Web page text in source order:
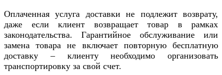
Оплаченная услуга доставки не подлежит возврату,
даже если клиент возвращает товар в рамках
законодательства. Гарантийное обслуживание или
замена товара не включает повторную бесплатную
доставку – клиенту необходимо организовать
транспортировку за свой счет.